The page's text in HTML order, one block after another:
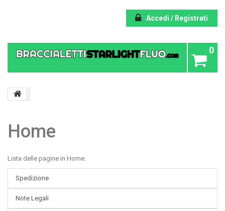
Accedi / Registrati
0
Home
Lista delle pagine in Home:
Spedizione
Note Legali